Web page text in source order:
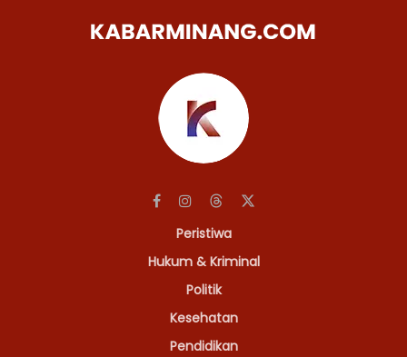
Peristiwa
Hukum & Kriminal
Politik
Kesehatan
Pendidikan